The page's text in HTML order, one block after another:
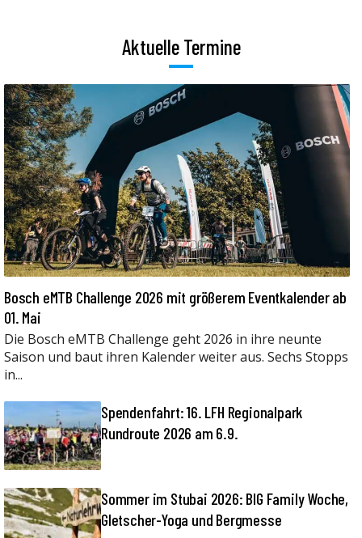
Aktuelle Termine
Bosch eMTB Challenge 2026 mit größerem Eventkalender ab
01. Mai
Die Bosch eMTB Challenge geht 2026 in ihre neunte
Saison und baut ihren Kalender weiter aus. Sechs Stopps
in...
Spendenfahrt: 16. LFH Regionalpark
Rundroute 2026 am 6.9.
Sommer im Stubai 2026: BIG Family Woche,
Gletscher-Yoga und Bergmesse